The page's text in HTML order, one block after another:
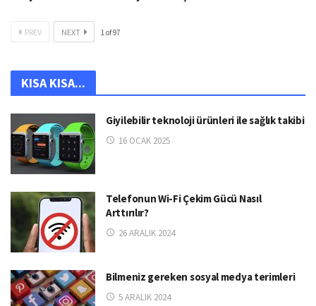
PREV NEXT 1of97
KISA KISA...
Giyilebilir teknoloji ürünleri ile sağlık takibi
16 OCAK 2025
Telefonun Wi-Fi Çekim Gücü Nasıl
Arttırılır?
26 ARALIK 2024
Bilmeniz gereken sosyal medya terimleri
5 ARALIK 2024